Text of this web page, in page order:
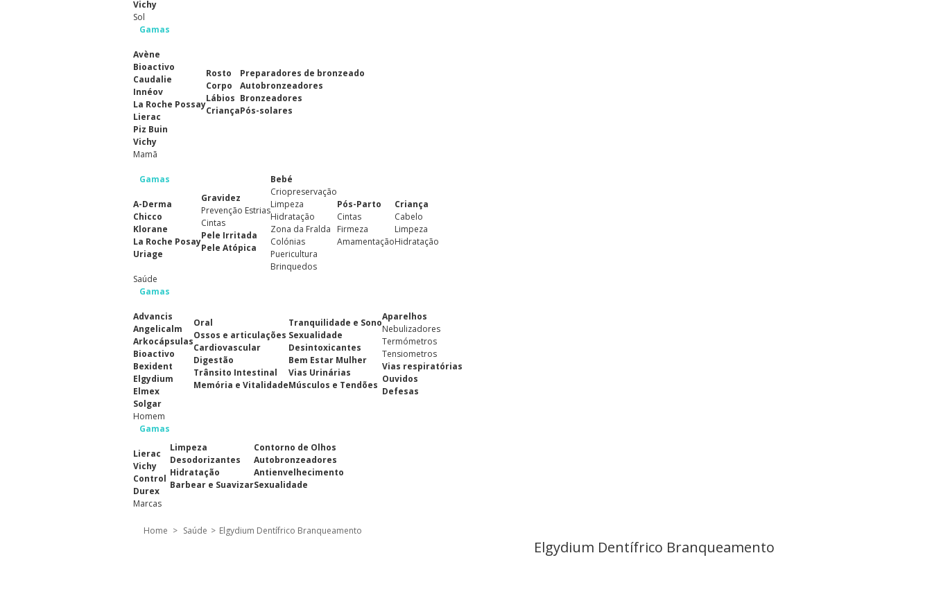
Vichy
Sol
Gamas
Avène
Bioactivo
Caudalie
Innéov
La Roche Possay
Lierac
Piz Buin
Vichy
Rosto
Corpo
Lábios
Criança
Preparadores de bronzeado
Autobronzeadores
Bronzeadores
Pós-solares
Mamã
Gamas
A-Derma
Chicco
Klorane
La Roche Posay
Uriage
Gravidez
Prevenção Estrias
Cintas
Pele Irritada
Pele Atópica
Bebé
Criopreservação
Limpeza
Hidratação
Zona da Fralda
Colónias
Puericultura
Brinquedos
Pós-Parto
Cintas
Firmeza
Amamentação
Criança
Cabelo
Limpeza
Hidratação
Saúde
Gamas
Advancis
Angelicalm
Arkocápsulas
Bioactivo
Bexident
Elgydium
Elmex
Solgar
Oral
Ossos e articulações
Cardiovascular
Digestão
Trânsito Intestinal
Memória e Vitalidade
Tranquilidade e Sono
Sexualidade
Desintoxicantes
Bem Estar Mulher
Vias Urinárias
Músculos e Tendões
Aparelhos
Nebulizadores
Termómetros
Tensiometros
Vias respiratórias
Ouvidos
Defesas
Homem
Gamas
Lierac
Vichy
Control
Durex
Limpeza
Desodorizantes
Hidratação
Barbear e Suavizar
Contorno de Olhos
Autobronzeadores
Antienvelhecimento
Sexualidade
Marcas
Home > Saúde > Elgydium Dentífrico Branqueamento
Elgydium Dentífrico Branqueamento